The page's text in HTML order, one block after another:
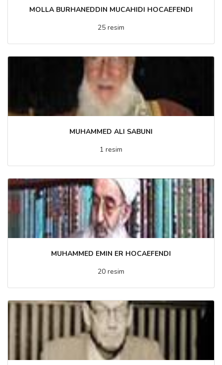
MOLLA BURHANEDDIN MUCAHIDI HOCAEFENDI
25 resim
MUHAMMED ALI SABUNI
1 resim
MUHAMMED EMIN ER HOCAEFENDI
20 resim